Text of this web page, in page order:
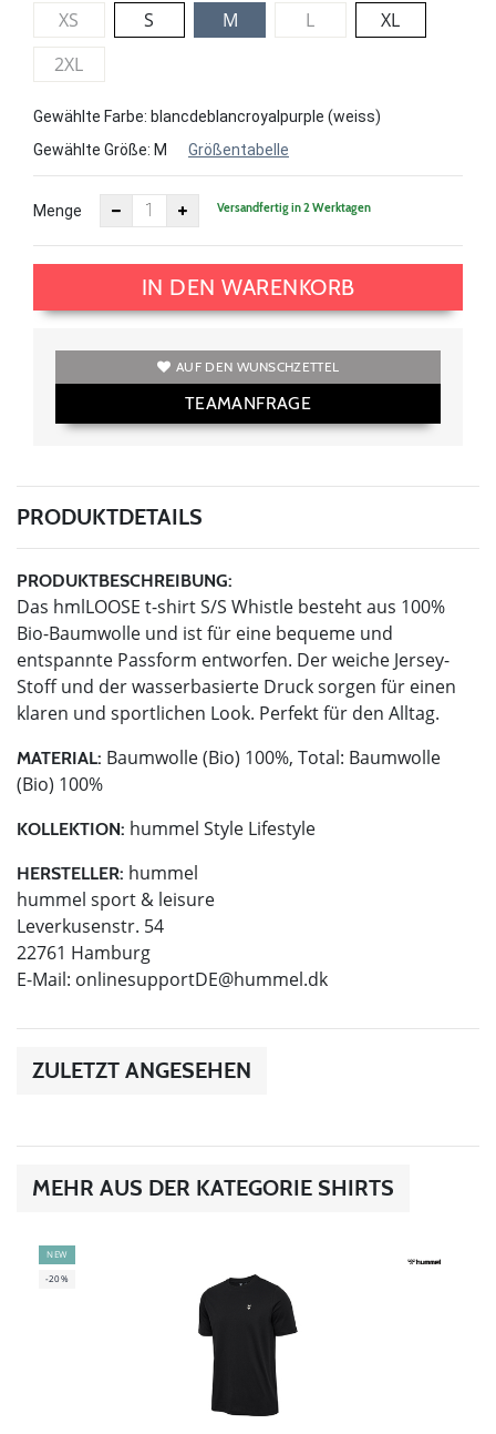
XS S M L
XL
2XL
Gewählte Farbe: blancdeblancroyalpurple (weiss)
Gewählte Größe: M Größentabelle
Menge Versandfertig in 2 Werktagen
IN DEN WARENKORB
AUF DEN WUNSCHZETTEL
TEAMANFRAGE
PRODUKTDETAILS
PRODUKTBESCHREIBUNG:
Das hmlLOOSE t-shirt S/S Whistle besteht aus 100%
Bio-Baumwolle und ist für eine bequeme und
entspannte Passform entworfen. Der weiche Jersey-
Stoff und der wasserbasierte Druck sorgen für einen
klaren und sportlichen Look. Perfekt für den Alltag.
MATERIAL: Baumwolle (Bio) 100%, Total: Baumwolle
(Bio) 100%
KOLLEKTION: hummel Style Lifestyle
HERSTELLER: hummel
hummel sport & leisure
Leverkusenstr. 54
22761 Hamburg
E-Mail: onlinesupportDE@hummel.dk
ZULETZT ANGESEHEN
MEHR AUS DER KATEGORIE SHIRTS
NEW
-20%